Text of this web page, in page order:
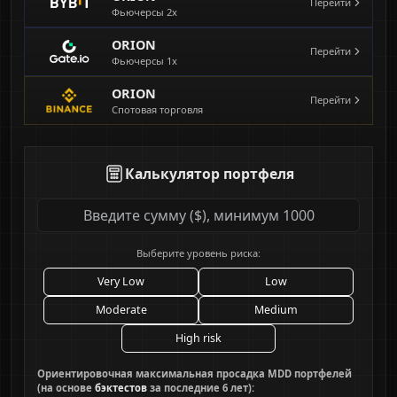
принимаете на свой страх и риск.
Перед использованием услуг копитрейдинга
нужно убедиться, что торговля криптовалютами
разрешена в вашей юрисдикции.
Помните:
Фьючерсы 2х
ORION
Фьючерсы 1х
Перейти
ORION
Спотовая торговля
Перейти
Калькулятор портфеля
Выберите уровень риска:
Very Low
Low
Moderate
Medium
High risk
Ориентировочная максимальная просадка MDD портфелей
(на основе бэктестов за последние 6 лет):